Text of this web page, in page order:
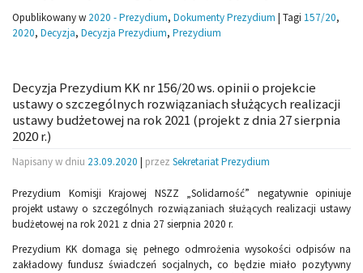
Opublikowany w 2020 - Prezydium, Dokumenty Prezydium | Tagi 157/20,
2020, Decyzja, Decyzja Prezydium, Prezydium
Decyzja Prezydium KK nr 156/20 ws. opinii o projekcie
ustawy o szczególnych rozwiązaniach służących realizacji
ustawy budżetowej na rok 2021 (projekt z dnia 27 sierpnia
2020 r.)
Napisany w dniu 23.09.2020 | przez Sekretariat Prezydium
Prezydium Komisji Krajowej NSZZ „Solidarność” negatywnie opiniuje
projekt ustawy o szczególnych rozwiązaniach służących realizacji ustawy
budżetowej na rok 2021 z dnia 27 sierpnia 2020 r.
Prezydium KK domaga się pełnego odmrożenia wysokości odpisów na
zakładowy fundusz świadczeń socjalnych, co będzie miało pozytywny